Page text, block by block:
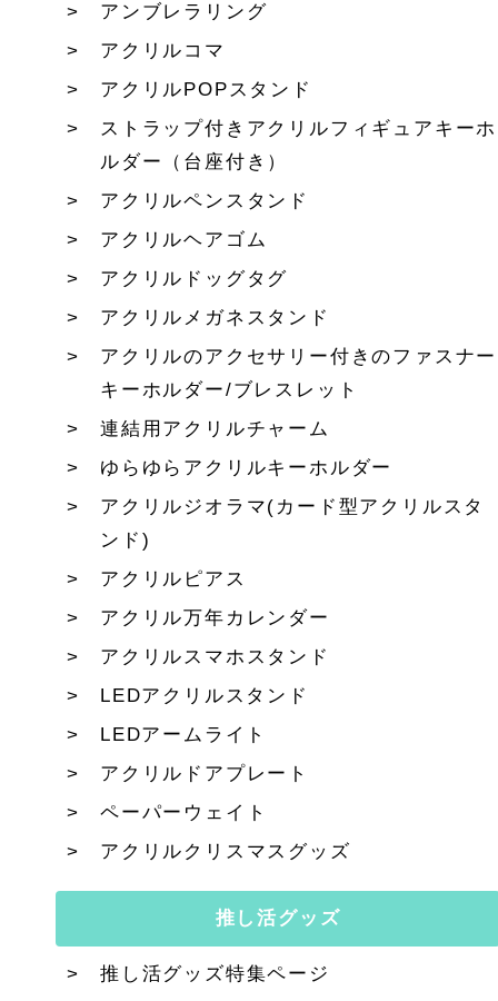
アンブレラリング
アクリルコマ
アクリルPOPスタンド
ストラップ付きアクリルフィギュアキーホ
ルダー（台座付き）
アクリルペンスタンド
アクリルヘアゴム
アクリルドッグタグ
アクリルメガネスタンド
アクリルのアクセサリー付きのファスナー
キーホルダー/ブレスレット
連結用アクリルチャーム
ゆらゆらアクリルキーホルダー
アクリルジオラマ(カード型アクリルスタ
ンド)
アクリルピアス
アクリル万年カレンダー
アクリルスマホスタンド
LEDアクリルスタンド
LEDアームライト
アクリルドアプレート
ペーパーウェイト
アクリルクリスマスグッズ
推し活グッズ
推し活グッズ特集ページ